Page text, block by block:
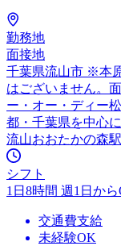
勤務地
面接地
千葉県流山市 ※本
はございません。
ー・オー・ディー
都・千葉県を中心
流山おおたかの森
シフト
1日8時間 週1日か
交通費支給
未経験OK